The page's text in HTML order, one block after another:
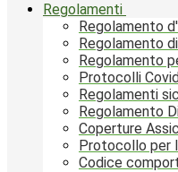
Regolamenti
Regolamento
Regolamento
Regolamento
Protocolli Covid
Regolamenti
Regolamento
Coperture
Protocollo per
Codice